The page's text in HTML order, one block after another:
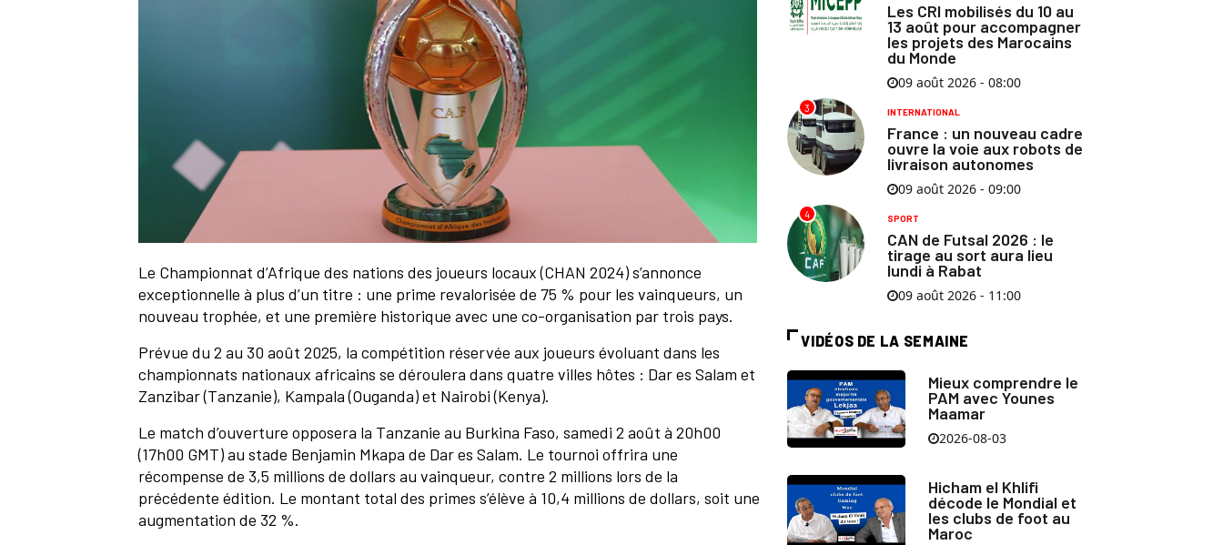
Le Championnat d’Afrique des nations des joueurs locaux (CHAN 2024) s’annonce
exceptionnelle à plus d’un titre : une prime revalorisée de 75 % pour les vainqueurs, un
nouveau trophée, et une première historique avec une co-organisation par trois pays.
Prévue du 2 au 30 août 2025, la compétition réservée aux joueurs évoluant dans les
championnats nationaux africains se déroulera dans quatre villes hôtes : Dar es Salam et
Zanzibar (Tanzanie), Kampala (Ouganda) et Nairobi (Kenya).
Le match d’ouverture opposera la Tanzanie au Burkina Faso, samedi 2 août à 20h00
(17h00 GMT) au stade Benjamin Mkapa de Dar es Salam. Le tournoi offrira une
récompense de 3,5 millions de dollars au vainqueur, contre 2 millions lors de la
précédente édition. Le montant total des primes s’élève à 10,4 millions de dollars, soit une
augmentation de 32 %.
Les CRI mobilisés du 10 au
13 août pour accompagner
les projets des Marocains
du Monde
09 août 2026 - 08:00
3 INTERNATIONAL
France : un nouveau cadre
ouvre la voie aux robots de
livraison autonomes
09 août 2026 - 09:00
4 SPORT
CAN de Futsal 2026 : le
tirage au sort aura lieu
lundi à Rabat
09 août 2026 - 11:00
VIDÉOS DE LA SEMAINE
Mieux comprendre le
PAM avec Younes
Maamar
2026-08-03
Hicham el Khlifi
décode le Mondial et
les clubs de foot au
Maroc